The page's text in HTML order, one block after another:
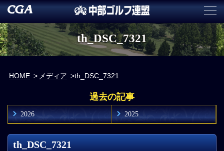
th_DSC_7321
HOME メディア th_DSC_7321
過去の記事
2026 2025
th_DSC_7321